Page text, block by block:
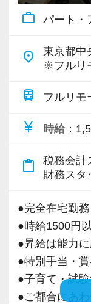
まずはカジュ
当事務所を含
要な場面はあ
ることはあり
より現場に近
磨きたい方に
＜社員育成＞
座学の研修に
約しているウ
できます。
また規模が10
が近く直接質
work_outline パート・
place
東京都中
※フルリ
train フルリモ
currency_yen 時給 ：
content_paste
税務会計
財務スタ
●完全在宅勤務
●時給1500円
●昇給は能力
●特別手当・賞
●子育て・試
●ご都合にあ